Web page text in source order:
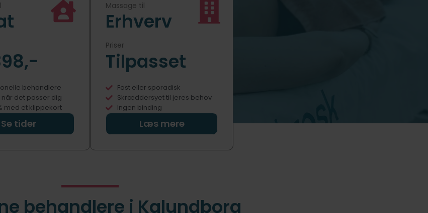
behandlere
når det passer dig
med et klippekort
Se tider
Massage til
Erhverv
Priser
Tilpasset
Fast eller sporadisk
Skræddersyet til jeres behov
Ingen binding
Læs mere
behandlere i Kalundborg